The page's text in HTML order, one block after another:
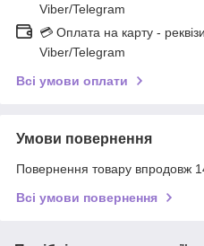
Viber/Telegram
💳 Оплата на карту -
Viber/Telegram
Всі умови оплати
Умови повернення
Повернення товару впродовж
Всі умови повернення